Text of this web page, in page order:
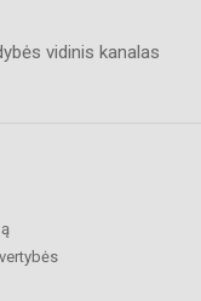
vidinis kanalas